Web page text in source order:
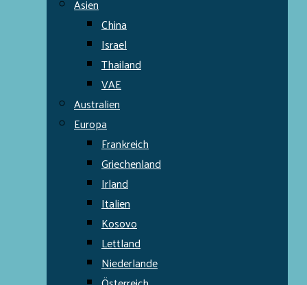
Asien
China
Israel
Thailand
VAE
Australien
Europa
Frankreich
Griechenland
Irland
Italien
Kosovo
Lettland
Niederlande